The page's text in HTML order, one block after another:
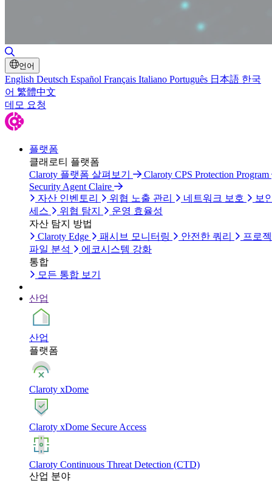
언어
English Deutsch Español Français Italiano Português 日本語 한국
어 繁體中文
데모 요청
플랫폼
클래로티 플랫폼
Claroty 플랫폼 살펴보기
Claroty CPS Protection Program
Security Agent Claire
자산 인벤토리
위협 노출 관리 네트워크 보호
보
세스
위협 탐지
운영 효율성
자산 탐지 방법
Claroty Edge
패시브 모니터링 안전한 쿼리
프로
파일 분석
에코시스템 강화
통합
모든 통합 보기
산업
산업
플랫폼
Claroty xDome
Claroty xDome Secure Access
Claroty Continuous Threat Detection (CTD)
산업 분야